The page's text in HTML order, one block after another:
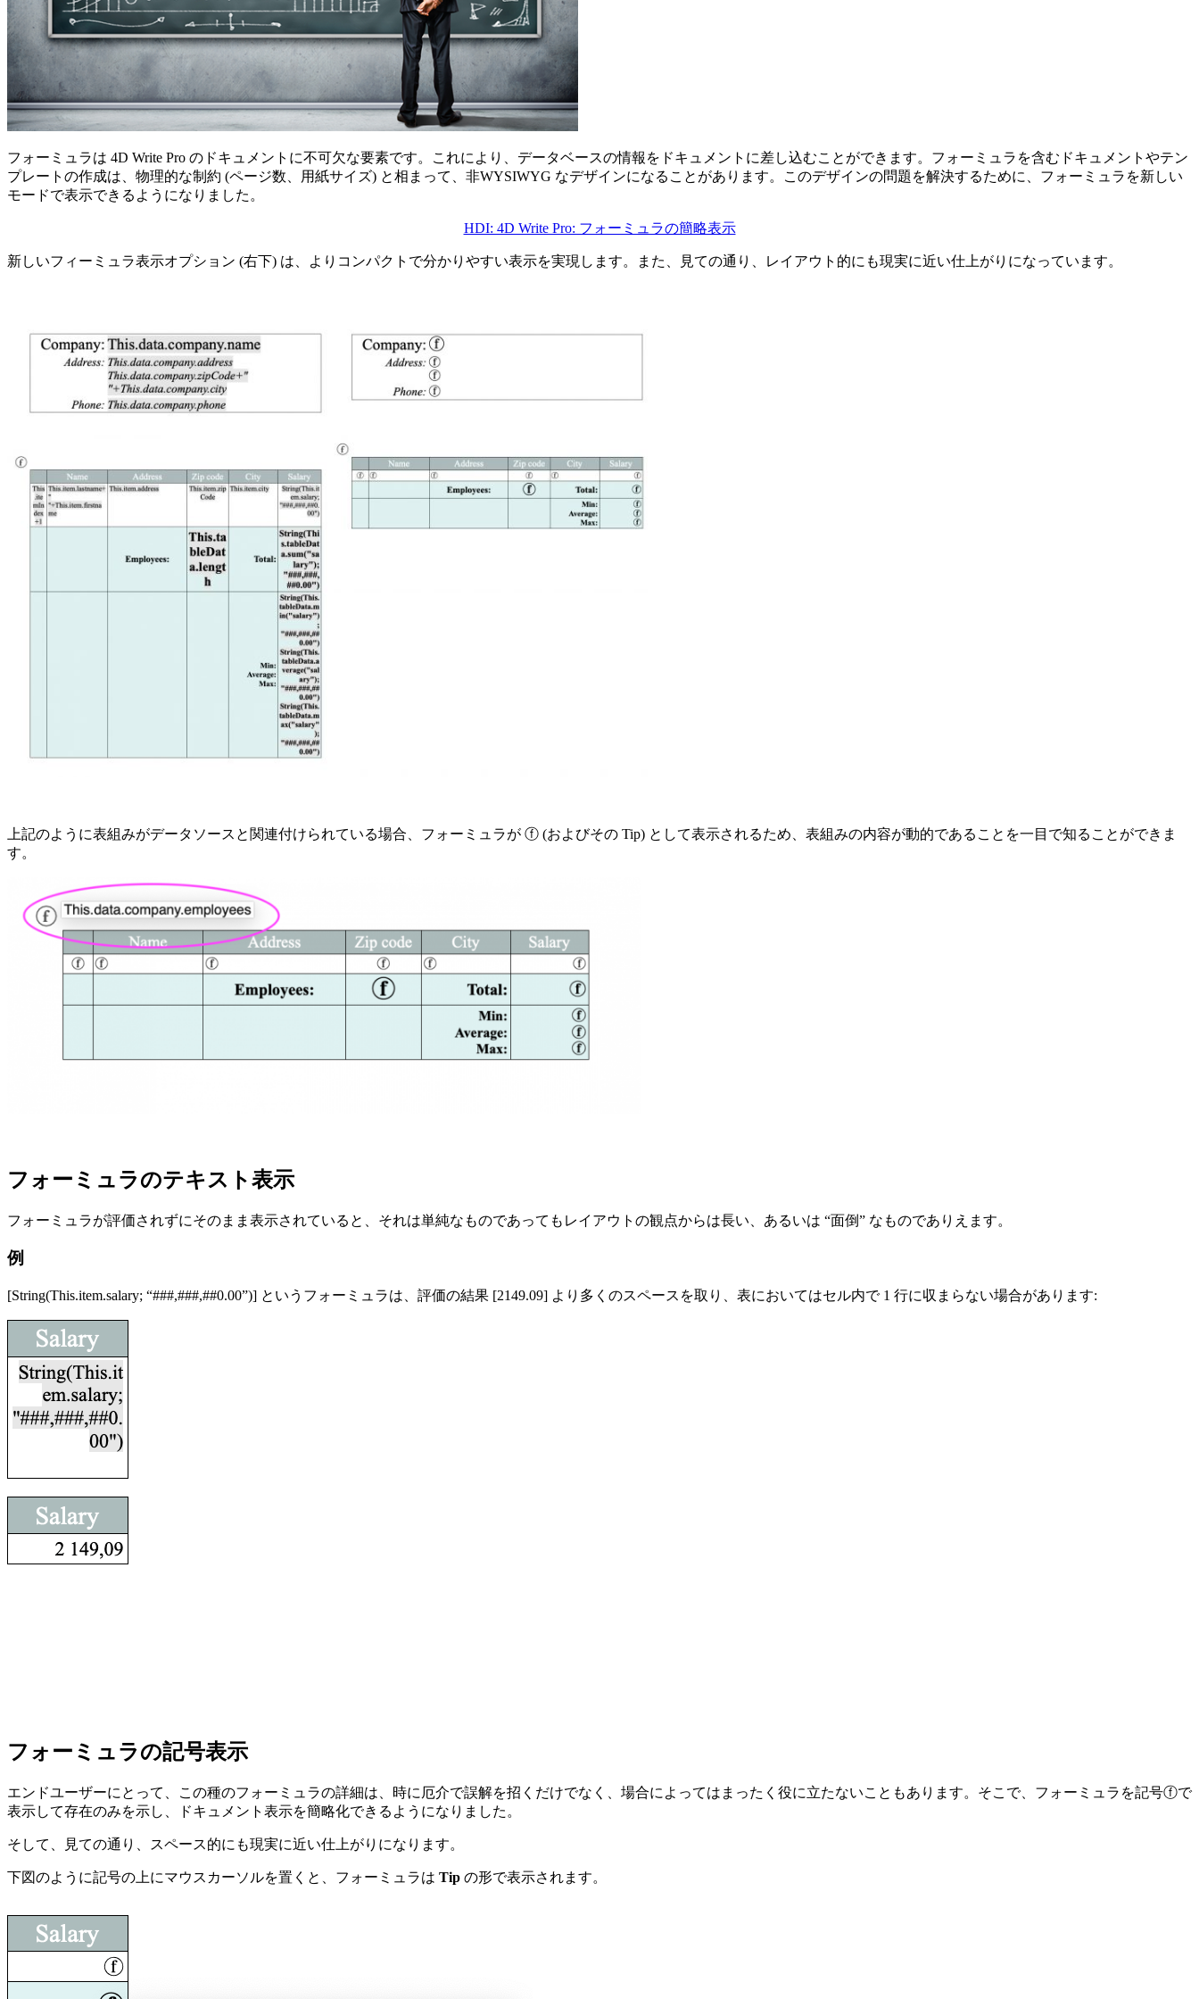
フォーミュラは 4D Write Pro のドキュメントに不可欠な要素です。これにより、データベースの情報をドキュメントに差し込むことができます。フォーミュラを含むドキュメントやテン
プレートの作成は、物理的な制約 (ページ数、用紙サイズ) と相まって、非WYSIWYG なデザインになることがあります。このデザインの問題を解決するために、フォーミュラを新しい
モードで表示できるようになりました。
HDI: 4D Write Pro: フォーミュラの簡略表示
新しいフィーミュラ表示オプション (右下) は、よりコンパクトで分かりやすい表示を実現します。また、見ての通り、レイアウト的にも現実に近い仕上がりになっています。
上記のように表組みがデータソースと関連付けられている場合、フォーミュラが ⓕ (およびその Tip) として表示されるため、表組みの内容が動的であることを一目で知ることができま
す。
フォーミュラのテキスト表示
フォーミュラが評価されずにそのまま表示されていると、それは単純なものであってもレイアウトの観点からは長い、あるいは “面倒” なものでありえます。
例
[String(This.item.salary; “###,###,##0.00”)] というフォーミュラは、評価の結果 [2149.09] より多くのスペースを取り、表においてはセル内で 1 行に収まらない場合があります:
フォーミュラの記号表示
エンドユーザーにとって、この種のフォーミュラの詳細は、時に厄介で誤解を招くだけでなく、場合によってはまったく役に立たないこともあります。そこで、フォーミュラを記号ⓕで
表示して存在のみを示し、ドキュメント表示を簡略化できるようになりました。
そして、見ての通り、スペース的にも現実に近い仕上がりになります。
下図のように記号の上にマウスカーソルを置くと、フォーミュラは Tip の形で表示されます。